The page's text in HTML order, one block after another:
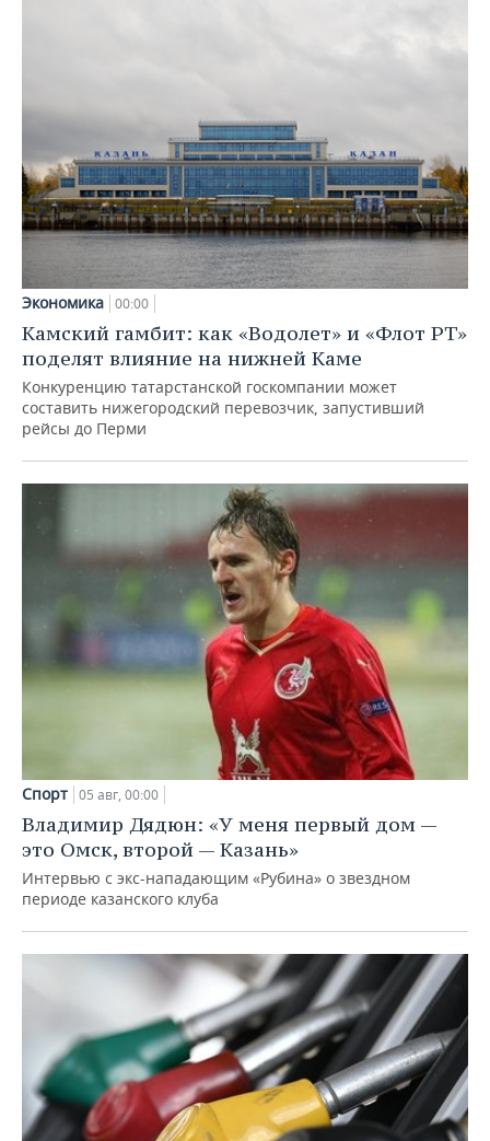
Экономика 00:00
Камский гамбит: как «Водолет» и «Флот РТ»
поделят влияние на нижней Каме
Конкуренцию татарстанской госкомпании может
составить нижегородский перевозчик, запустивший
рейсы до Перми
Спорт 05 авг, 00:00
Владимир Дядюн: «У меня первый дом —
это Омск, второй — Казань»
Интервью с экс-нападающим «Рубина» о звездном
периоде казанского клуба